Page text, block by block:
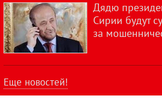
Дядю
Сирии будут
за
Еще новостей!